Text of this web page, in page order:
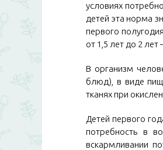
условиях
детей эта норма
первого
от 1,5 лет до 2 лет
В организм
блюд), в виде
тканях при
Детей первого
потребность в
вскармливании